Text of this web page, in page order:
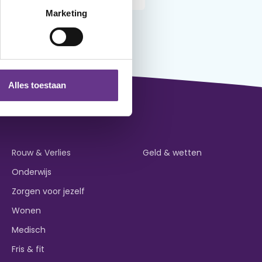
Marketing
Alles toestaan
Rouw & Verlies
Onderwijs
Zorgen voor jezelf
Wonen
Medisch
Fris & fit
Geld & wetten